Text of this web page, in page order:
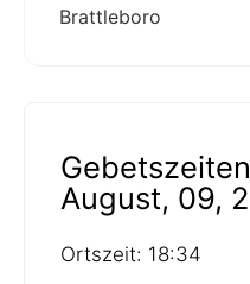
Brattleboro
August, 09,
Ortszeit: 18:34